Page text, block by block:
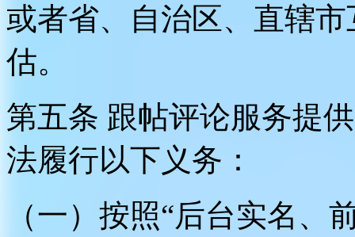
或者省、自治区、直辖
估。
第五条 跟帖评论服务提
法履行以下义务：
（一）按照“后台实名、